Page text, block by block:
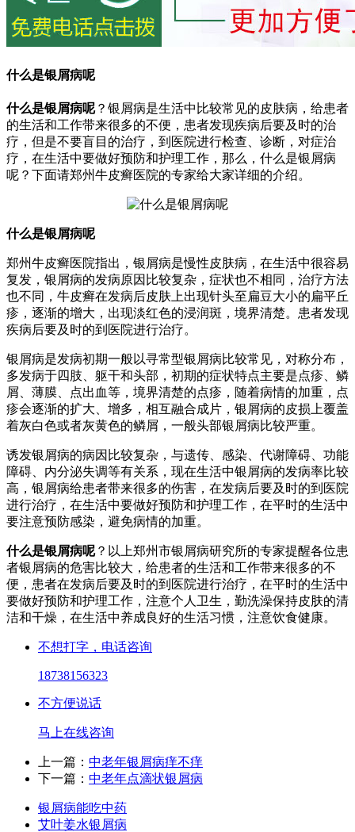
什么是银屑病呢
什么是银屑病呢？银屑病是生活中比较常见的皮肤病，给患者
的生活和工作带来很多的不便，患者发现疾病后要及时的治
疗，但是不要盲目的治疗，到医院进行检查、诊断，对症治
疗，在生活中要做好预防和护理工作，那么，什么是银屑病
呢？下面请郑州牛皮癣医院的专家给大家详细的介绍。
什么是银屑病呢
郑州牛皮癣医院指出，银屑病是慢性皮肤病，在生活中很容易
复发，银屑病的发病原因比较复杂，症状也不相同，治疗方法
也不同，牛皮癣在发病后皮肤上出现针头至扁豆大小的扁平丘
疹，逐渐的增大，出现淡红色的浸润斑，境界清楚。患者发现
疾病后要及时的到医院进行治疗。
银屑病是发病初期一般以寻常型银屑病比较常见，对称分布，
多发病于四肢、躯干和头部，初期的症状特点主要是点疹、鳞
屑、薄膜、点出血等，境界清楚的点疹，随着病情的加重，点
疹会逐渐的扩大、增多，相互融合成片，银屑病的皮损上覆盖
着灰白色或者灰黄色的鳞屑，一般头部银屑病比较严重。
诱发银屑病的病因比较复杂，与遗传、感染、代谢障碍、功能
障碍、内分泌失调等有关系，现在生活中银屑病的发病率比较
高，银屑病给患者带来很多的伤害，在发病后要及时的到医院
进行治疗，在生活中要做好预防和护理工作，在平时的生活中
要注意预防感染，避免病情的加重。
什么是银屑病呢？以上郑州市银屑病研究所的专家提醒各位患
者银屑病的危害比较大，给患者的生活和工作带来很多的不
便，患者在发病后要及时的到医院进行治疗，在平时的生活中
要做好预防和护理工作，注意个人卫生，勤洗澡保持皮肤的清
洁和干燥，在生活中养成良好的生活习惯，注意饮食健康。
不想打字，电话咨询
18738156323
不方便说话
马上在线咨询
上一篇： 中老年银屑病痒不痒
下一篇： 中老年点滴状银屑病
银屑病能吃中药
艾叶姜水银屑病